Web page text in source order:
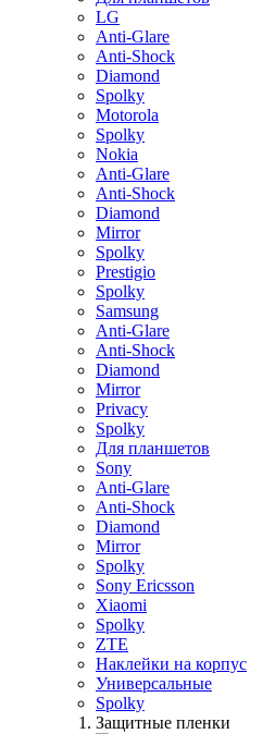
LG
Anti-Glare
Anti-Shock
Diamond
Spolky
Motorola
Spolky
Nokia
Anti-Glare
Anti-Shock
Diamond
Mirror
Spolky
Prestigio
Spolky
Samsung
Anti-Glare
Anti-Shock
Diamond
Mirror
Privacy
Spolky
Для планшетов
Sony
Anti-Glare
Anti-Shock
Diamond
Mirror
Spolky
Sony Ericsson
Xiaomi
Spolky
ZTE
Наклейки на корпус
Универсальные
Spolky
Защитные пленки